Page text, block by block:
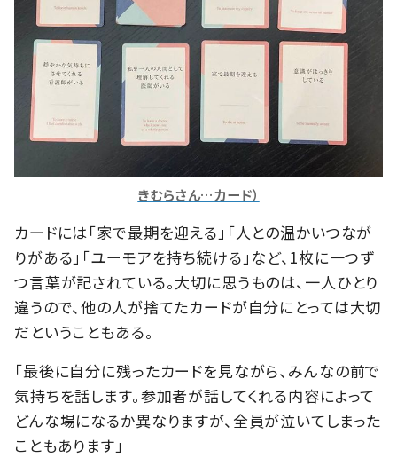
きむらさん…カード）
カードには「家で最期を迎える」「人との温かいつなが
りがある」「ユーモアを持ち続ける」など、1枚に一つず
つ言葉が記されている。大切に思うものは、一人ひとり
違うので、他の人が捨てたカードが自分にとっては大切
だということもある。
「最後に自分に残ったカードを見ながら、みんなの前で
気持ちを話します。参加者が話してくれる内容によって
どんな場になるか異なりますが、全員が泣いてしまった
こともあります」